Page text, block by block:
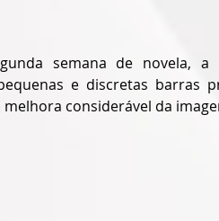
semana de novela,
e discretas barras
considerável da